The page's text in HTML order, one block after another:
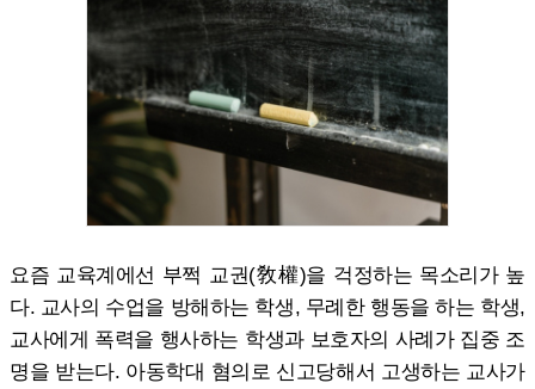
요즘 교육계에선 부쩍 교권(敎權)을 걱정하는 목소리가 높
다. 교사의 수업을 방해하는 학생, 무례한 행동을 하는 학생,
교사에게 폭력을 행사하는 학생과 보호자의 사례가 집중 조
명을 받는다. 아동학대 혐의로 신고당해서 고생하는 교사가